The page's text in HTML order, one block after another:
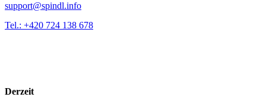
support@spindl.info
Tel.: +420 724 138 678
Derzeit